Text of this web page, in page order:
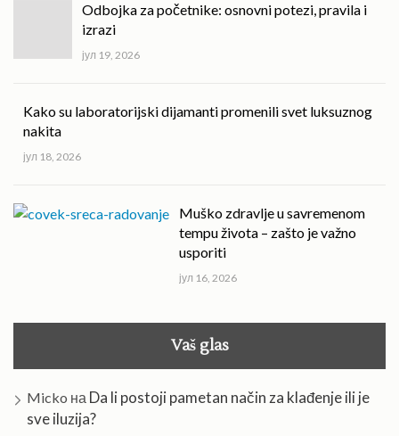
Odbojka za početnike: osnovni potezi, pravila i
izrazi
јул 19, 2026
Kako su laboratorijski dijamanti promenili svet luksuznog
nakita
јул 18, 2026
Muško zdravlje u savremenom
tempu života – zašto je važno
usporiti
јул 16, 2026
Vaš glas
Micko на Da li postoji pametan način za klađenje ili je
sve iluzija?